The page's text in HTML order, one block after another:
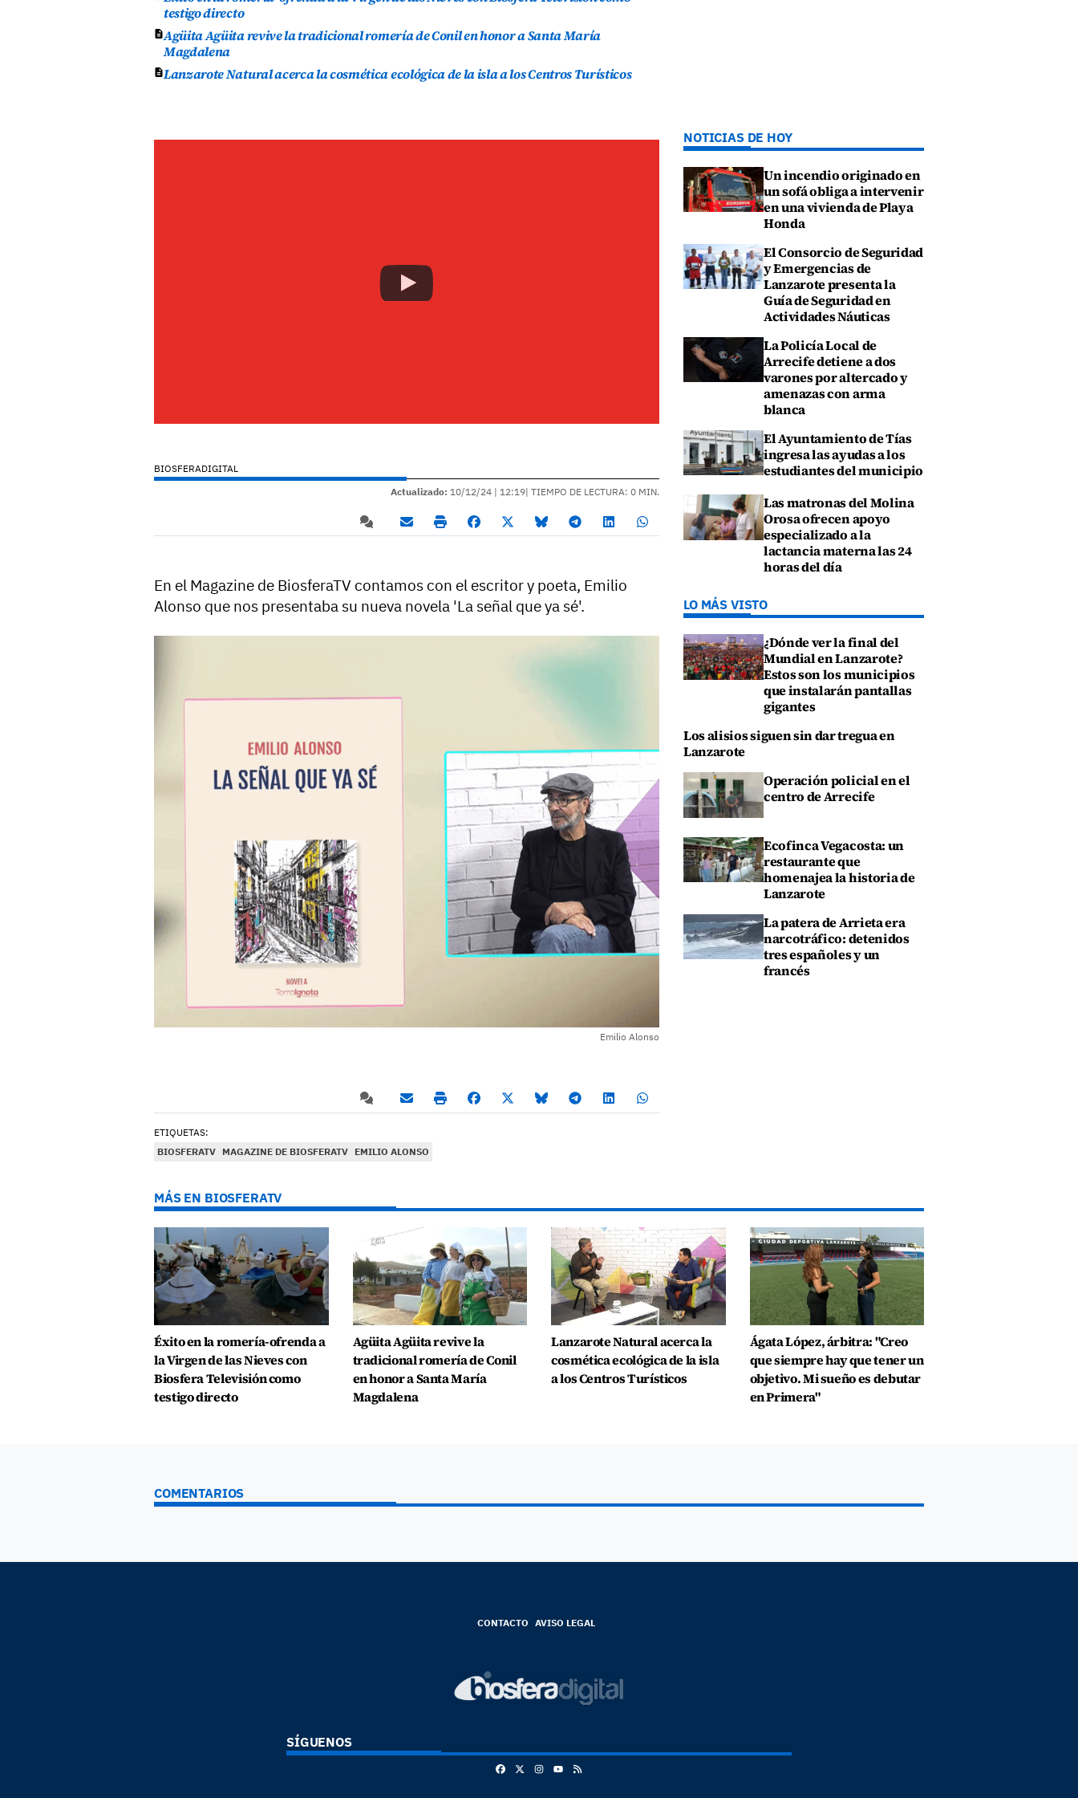
testigo directo
Agüita Agüita revive la tradicional romería de Conil en honor a Santa María
Magdalena
Lanzarote Natural acerca la cosmética ecológica de la isla a los Centros Turísticos
BIOSFERADIGITAL
Actualizado: 10/12/24 | 12:19| TIEMPO DE LECTURA: 0 MIN.
En el Magazine de BiosferaTV contamos con el escritor y poeta, Emilio
Alonso que nos presentaba su nueva novela 'La señal que ya sé'.
Emilio Alonso
ETIQUETAS:
BIOSFERATV MAGAZINE DE BIOSFERATV EMILIO ALONSO
NOTICIAS DE HOY
Un incendio originado en
un sofá obliga a intervenir
en una vivienda de Playa
Honda
El Consorcio de Seguridad
y Emergencias de
Lanzarote presenta la
Guía de Seguridad en
Actividades Náuticas
La Policía Local de
Arrecife detiene a dos
varones por altercado y
amenazas con arma
blanca
El Ayuntamiento de Tías
ingresa las ayudas a los
estudiantes del municipio
Las matronas del Molina
Orosa ofrecen apoyo
especializado a la
lactancia materna las 24
horas del día
LO MÁS VISTO
¿Dónde ver la final del
Mundial en Lanzarote?
Estos son los municipios
que instalarán pantallas
gigantes
Los alisios siguen sin dar tregua en
Lanzarote
Operación policial en el
centro de Arrecife
Ecofinca Vegacosta: un
restaurante que
homenajea la historia de
Lanzarote
La patera de Arrieta era
narcotráfico: detenidos
tres españoles y un
francés
MÁS EN BIOSFERATV
Éxito en la romería-ofrenda a
la Virgen de las Nieves con
Biosfera Televisión como
testigo directo
Agüita Agüita revive la
tradicional romería de Conil
en honor a Santa María
Magdalena
Lanzarote Natural acerca la
cosmética ecológica de la isla
a los Centros Turísticos
Ágata López, árbitra: "Creo
que siempre hay que tener un
objetivo. Mi sueño es debutar
en Primera"
COMENTARIOS
CONTACTO AVISO LEGAL
SÍGUENOS
FacebookInstagram